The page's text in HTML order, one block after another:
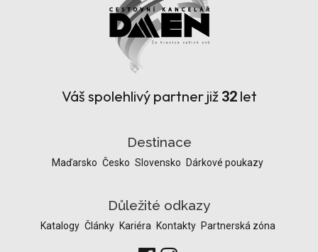
Váš spolehlivý partner již 32let
Destinace
Maďarsko Česko Slovensko Dárkové poukazy
Důležité odkazy
Katalogy Články Kariéra Kontakty Partnerská zóna